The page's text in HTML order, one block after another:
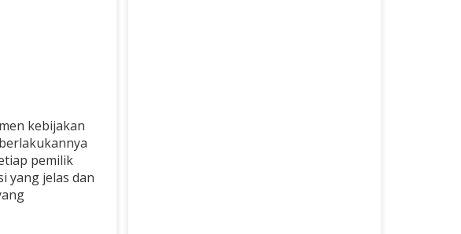
kebijakan
pemilik
yang jelas dan